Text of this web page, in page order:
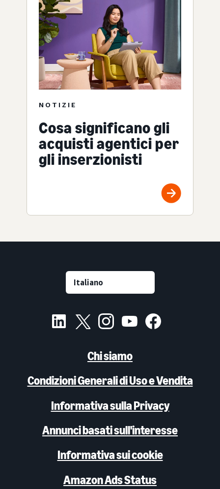
NOTIZIE
Cosa significano gli
acquisti agentici per
gli inserzionisti
Chi siamo
Condizioni Generali di Uso e Vendita
Informativa sulla Privacy
Annunci basati sull'interesse
Informativa sui cookie
Amazon Ads Status